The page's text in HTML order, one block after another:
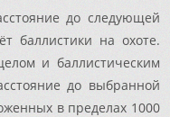
до следующей
баллистики на охоте.
и баллистическим
до выбранной
в пределах 1000